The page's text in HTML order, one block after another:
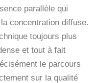
parallèle qui
concentration diffuse.
toujours plus
et tout à fait
le parcours
sur la qualité